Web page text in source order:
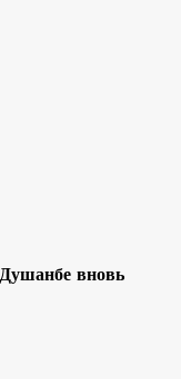
вновь